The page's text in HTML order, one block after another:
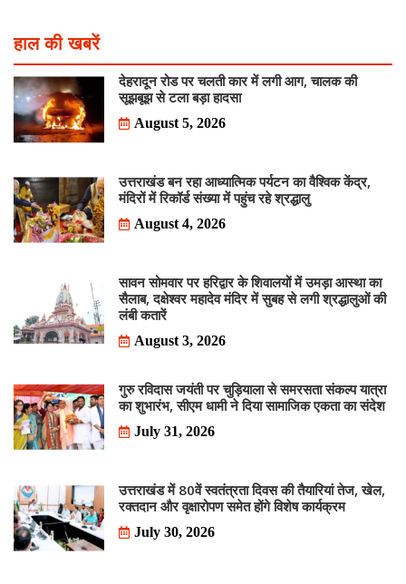
हाल की खबरें
देहरादून रोड पर चलती कार में लगी आग, चालक की
सूझबूझ से टला बड़ा हादसा
August 5, 2026
उत्तराखंड बन रहा आध्यात्मिक पर्यटन का वैश्विक केंद्र,
मंदिरों में रिकॉर्ड संख्या में पहुंच रहे श्रद्धालु
August 4, 2026
सावन सोमवार पर हरिद्वार के शिवालयों में उमड़ा आस्था का
सैलाब, दक्षेश्वर महादेव मंदिर में सुबह से लगी श्रद्धालुओं की
लंबी कतारें
August 3, 2026
गुरु रविदास जयंती पर चुड़ियाला से समरसता संकल्प यात्रा
का शुभारंभ, सीएम धामी ने दिया सामाजिक एकता का संदेश
July 31, 2026
उत्तराखंड में 80वें स्वतंत्रता दिवस की तैयारियां तेज, खेल,
रक्तदान और वृक्षारोपण समेत होंगे विशेष कार्यक्रम
July 30, 2026